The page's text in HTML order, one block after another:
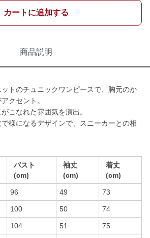
カートに追加する
商品説明
トのチュニックワンピースで、胸元のか
クセント。
こなれた雰囲気を演出。
様になるデザインで、スニーカーとの相
バスト
(cm)
袖丈
(cm)
着丈
(cm)
96 49 73
100 50 74
104 51 75